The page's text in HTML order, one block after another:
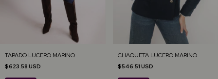
TAPADO LUCERO MARINO
$623.58 USD
CHAQUETA LUCERO MARINO
$546.51 USD